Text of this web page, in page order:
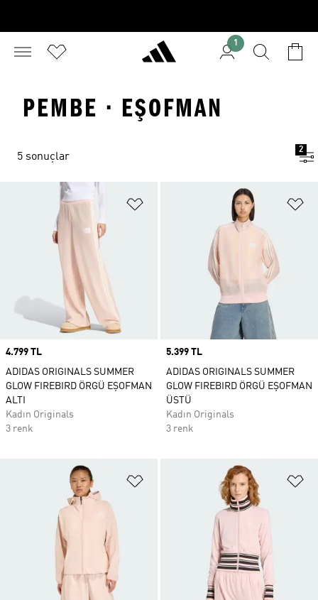
1
PEMBE · EŞOFMAN
5 sonuçlar
2
Favori Listesine Ekle
Price
4.799 TL
ADIDAS ORIGINALS SUMMER
GLOW FIREBIRD ÖRGÜ EŞOFMAN
ALTI
Kadın Originals
3 renk
Price
5.399 TL
ADIDAS ORIGINALS SUMMER
GLOW FIREBIRD ÖRGÜ EŞOFMAN
ÜSTÜ
Kadın Originals
3 renk
Favori Listesine Ekle